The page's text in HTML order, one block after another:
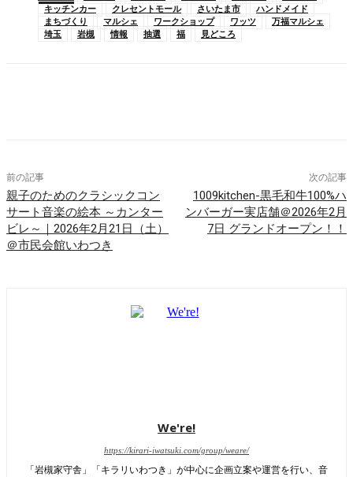
キッチンカー
クレセントモール さいたま市
ハンドメイド
まちづくり
マルシェ ワークショップ ワッツ
万福マルシェ
埼玉
岩槻 情報 抽選 福 見どころ
前の記事
親子のためのクラシックコン
サート音楽の絵本 ～カンター
ビレ～｜2026年2月21日（土）
＠市民会館いわつき
次の記事
1009kitchen-黒毛和牛100%ハ
ンバーガー実店舗＠2026年2月
7日 グランドオープン！！
We're!
https://kirari-iwatsuki.com/group/weare/
「岩槻家守舎」「キラリいわつき」が中心に企画立案や運営を行い、音